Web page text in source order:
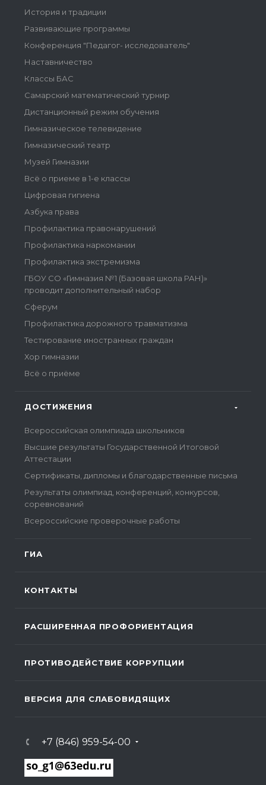
История и традиции
Развивающие программы
Конференция "Педагог- исследователь"
Наставничество
Классы БАС
Самарский математический турнир
Дистанционный режим обучения
Гимназическое телевидение
Гимназический театр
Музей Гимназии
Всё о приеме в 1-е классы
Цифровая гигиена
Азбука права
Профилактика правонарушений
Профилактика наркомании
Профилактика экстремизма
ГБОУ СО «Гимназия №1 (Базовая школа РАН)»
проводит дополнительный набор
Сферум
Профилактика дорожного травматизма
Тестирование иностранных граждан
Хор гимназии
Всё о приёме
ДОСТИЖЕНИЯ
Всероссийская олимпиада школьников
Высшие результаты Государственной Итоговой
Аттестации
Сертификаты, дипломы и благодарственные письма
Результаты олимпиад, конференций, конкурсов,
соревнований
Всероссийские проверочные работы
ГИА
КОНТАКТЫ
РАСШИРЕННАЯ ПРОФОРИЕНТАЦИЯ
ПРОТИВОДЕЙСТВИЕ КОРРУПЦИИ
ВЕРСИЯ ДЛЯ СЛАБОВИДЯЩИХ
+7 (846) 959-54-00